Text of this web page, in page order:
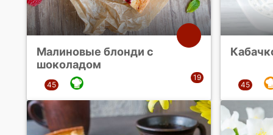
Малиновые блонди с
шоколадом